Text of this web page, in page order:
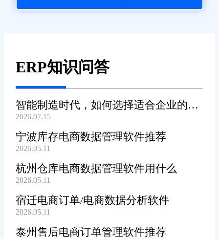
ERP知识问答
智能制造时代，如何选择适合企业的
WMS系统?
2026.07.15
宁波库存电商数据管理软件推荐
2026.05.11
杭州仓库电商数据管理软件用什么
2026.05.11
宿迁电商订单/电商数据分析软件
2026.05.11
泰州售后电商订单管理软件推荐